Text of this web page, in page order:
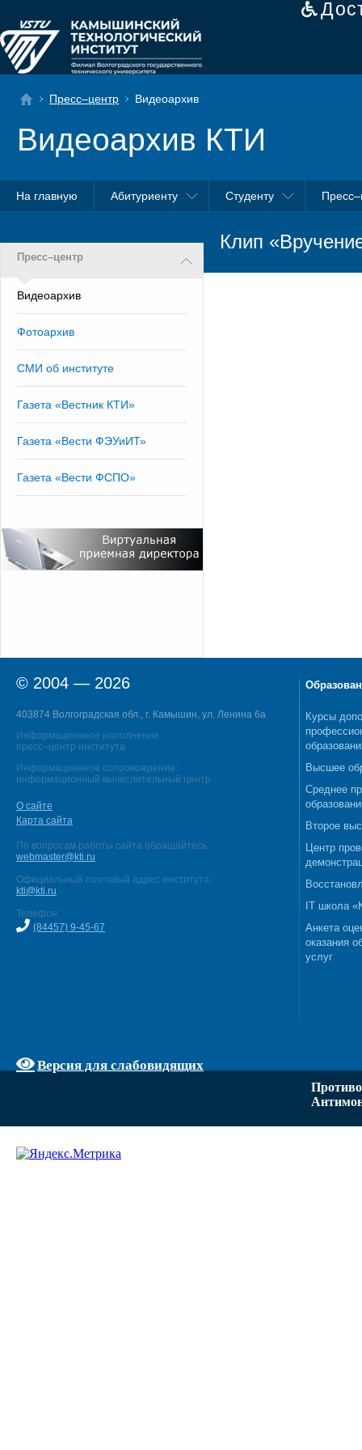
Пресс–центр Видеоархив
Видеоархив КТИ
На главную Абитуриенту Студенту
Пресс–центр
Видеоархив
Фотоархив
СМИ об институте
Газета «Вестник КТИ»
Газета «Вести ФЭУиИТ»
Газета «Вести ФСПО»
Клип
© 2004 — 2026
403874 Волгоградская обл., г. Камышин, ул. Ленина 6а
Информационное наполнение:
пресс–центр института
Информационное сопровождение:
информационный вычислительный центр
О сайте
Карта сайта
По вопросам работы сайта обращайтесь:
webmaster@kti.ru
Официальный почтовый адрес института:
kti@kti.ru
Телефон:
(84457) 9-45-67
Версия для слабовидящих
Курсы
Высшее
Среднее
Второе
Центр
IT школа
Анкета
оказания
услуг